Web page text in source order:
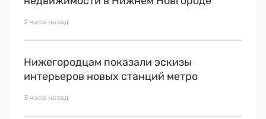
2 часа назад
Нижегородцам показали эскизы
интерьеров новых станций метро
3 часа назад